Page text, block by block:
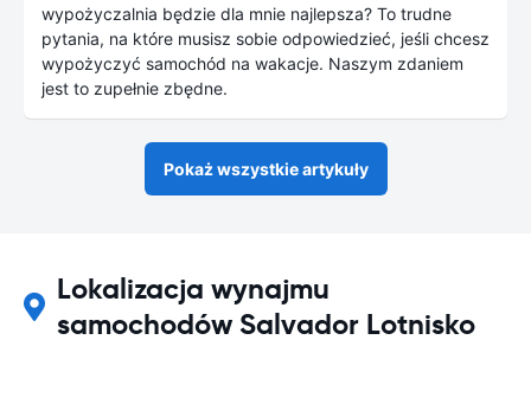
wypożyczalnia będzie dla mnie najlepsza? To trudne
pytania, na które musisz sobie odpowiedzieć, jeśli chcesz
wypożyczyć samochód na wakacje. Naszym zdaniem
jest to zupełnie zbędne.
Pokaż wszystkie artykuły
Lokalizacja wynajmu
samochodów Salvador Lotnisko